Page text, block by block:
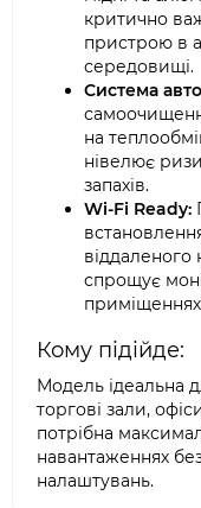
критично
пристрою в
середовищі.
Система
на
нівелює
запахів.
Wi-Fi Ready:
спрощує
Кому підійде:
Модель ідеальна
торгові зали,
потрібна
навантаженнях
налаштувань.